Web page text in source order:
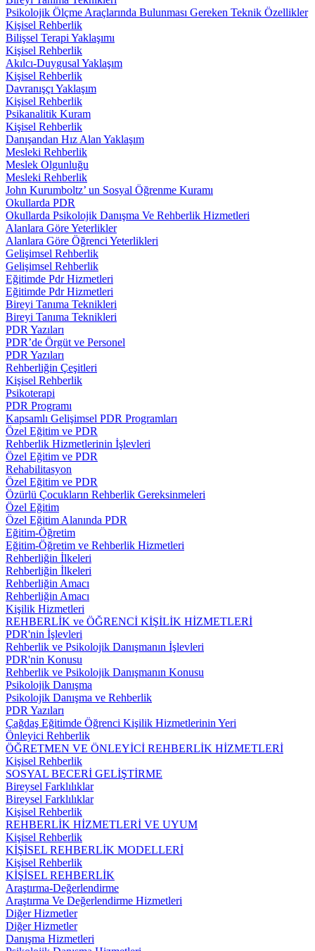
Psikolojik Ölçme Araçlarında Bulunması Gereken Teknik Özellikler
Kişisel Rehberlik
Bilişsel Terapi Yaklaşımı
Kişisel Rehberlik
Akılcı-Duygusal Yaklaşım
Kişisel Rehberlik
Davranışçı Yaklaşım
Kişisel Rehberlik
Psikanalitik Kuram
Kişisel Rehberlik
Danışandan Hız Alan Yaklaşım
Mesleki Rehberlik
Meslek Olgunluğu
Mesleki Rehberlik
John Kurumboltz’ un Sosyal Öğrenme Kuramı
Okullarda PDR
Okullarda Psikolojik Danışma Ve Rehberlik Hizmetleri
Alanlara Göre Yeterlikler
Alanlara Göre Öğrenci Yeterlikleri
Gelişimsel Rehberlik
Gelişimsel Rehberlik
Eğitimde Pdr Hizmetleri
Eğitimde Pdr Hizmetleri
Bireyi Tanıma Teknikleri
Bireyi Tanıma Teknikleri
PDR Yazıları
PDR’de Örgüt ve Personel
PDR Yazıları
Rehberliğin Çeşitleri
Kişisel Rehberlik
Psikoterapi
PDR Programı
Kapsamlı Gelişimsel PDR Programları
Özel Eğitim ve PDR
Rehberlik Hizmetlerinin İşlevleri
Özel Eğitim ve PDR
Rehabilitasyon
Özel Eğitim ve PDR
Özürlü Çocukların Rehberlik Gereksinmeleri
Özel Eğitim
Özel Eğitim Alanında PDR
Eğitim-Öğretim
Eğitim-Öğretim ve Rehberlik Hizmetleri
Rehberliğin İlkeleri
Rehberliğin İlkeleri
Rehberliğin Amacı
Rehberliğin Amacı
Kişilik Hizmetleri
REHBERLİK ve ÖĞRENCİ KİŞİLİK HİZMETLERİ
PDR'nin İşlevleri
Rehberlik ve Psikolojik Danışmanın İşlevleri
PDR'nin Konusu
Rehberlik ve Psikolojik Danışmanın Konusu
Psikolojik Danışma
Psikolojik Danışma ve Rehberlik
PDR Yazıları
Çağdaş Eğitimde Öğrenci Kişilik Hizmetlerinin Yeri
Önleyici Rehberlik
ÖĞRETMEN VE ÖNLEYİCİ REHBERLİK HİZMETLERİ
Kişisel Rehberlik
SOSYAL BECERİ GELİŞTİRME
Bireysel Farklılıklar
Bireysel Farklılıklar
Kişisel Rehberlik
REHBERLİK HİZMETLERİ VE UYUM
Kişisel Rehberlik
KİŞİSEL REHBERLİK MODELLERİ
Kişisel Rehberlik
KİŞİSEL REHBERLİK
Araştırma-Değerlendirme
Araştırma Ve Değerlendirme Hizmetleri
Diğer Hizmetler
Diğer Hizmetler
Danışma Hizmetleri